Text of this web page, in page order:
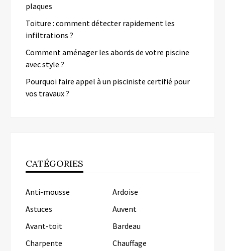
plaques
Toiture : comment détecter rapidement les
infiltrations ?
Comment aménager les abords de votre piscine
avec style ?
Pourquoi faire appel à un pisciniste certifié pour
vos travaux ?
CATÉGORIES
Anti-mousse
Ardoise
Astuces
Auvent
Avant-toit
Bardeau
Charpente
Chauffage